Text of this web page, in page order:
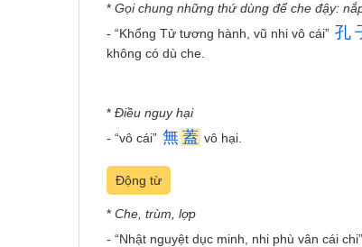
* Gọi chung những thứ dùng để che đậy:
- “Khổng Tử tương hành, vũ nhi vô cái” 孔
không có dù che.
* Điều nguy hại
- “vô cái” 無 蓋 vô hại.
Động từ
* Che, trùm, lợp
- “Nhật nguyệt dục minh, nhi phù vân cái chi”